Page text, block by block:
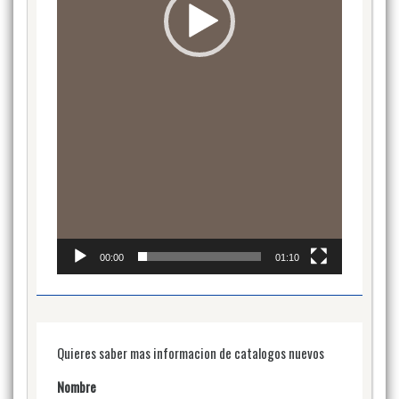
00:00 01:10
Quieres saber mas informacion de catalogos nuevos
Nombre